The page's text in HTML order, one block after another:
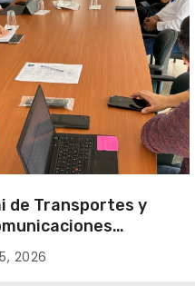
de Transportes y
primera mesa de
para el retiro de
2026